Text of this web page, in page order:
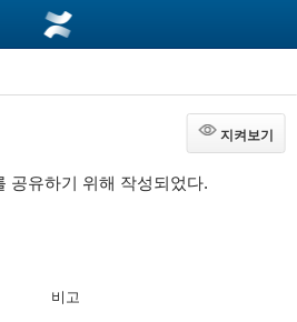
지켜보기
지켜보기
공유하기 위해 작성되었다.
비고